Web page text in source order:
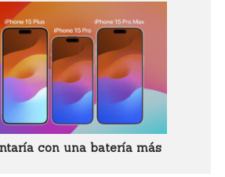
con una batería más